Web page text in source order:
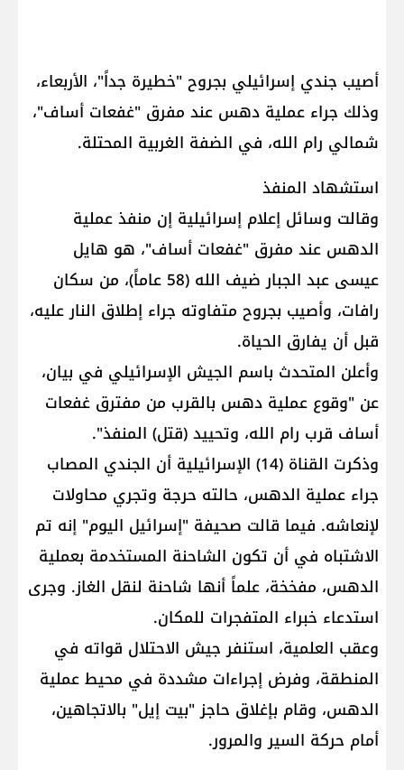
أصيب جندي إسرائيلي بجروح "خطيرة جداً"، الأربعاء،
وذلك جراء عملية دهس عند مفرق "غفعات أساف"،
شمالي رام الله، في الضفة الغربية المحتلة.
استشهاد المنفذ
وقالت وسائل إعلام إسرائيلية إن منفذ عملية
الدهس عند مفرق "غفعات أساف"، هو هايل
عيسى عبد الجبار ضيف الله (58 عاماً)، من سكان
رافات، وأصيب بجروح متفاوته جراء إطلاق النار عليه،
قبل أن يفارق الحياة.
وأعلن المتحدث باسم الجيش الإسرائيلي في بيان،
عن "وقوع عملية دهس بالقرب من مفترق غفعات
أساف قرب رام الله، وتحييد (قتل) المنفذ".
وذكرت القناة (14) الإسرائيلية أن الجندي المصاب
جراء عملية الدهس، حالته حرجة وتجري محاولات
لإنعاشه. فيما قالت صحيفة "إسرائيل اليوم" إنه تم
الاشتباه في أن تكون الشاحنة المستخدمة بعملية
الدهس، مفخخة، علماً أنها شاحنة لنقل الغاز. وجرى
استدعاء خبراء المتفجرات للمكان.
وعقب العلمية، استنفر جيش الاحتلال قواته في
المنطقة، وفرض إجراءات مشددة في محيط عملية
الدهس، وقام بإغلاق حاجز "بيت إيل" بالاتجاهين،
أمام حركة السير والمرور.